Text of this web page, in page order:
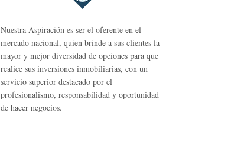
Nuestra Aspiración es ser el oferente en el
mercado nacional, quien brinde a sus clientes la
mayor y mejor diversidad de opciones para que
realice sus inversiones inmobiliarias, con un
servicio superior destacado por el
profesionalismo, responsabilidad y oportunidad
de hacer negocios.